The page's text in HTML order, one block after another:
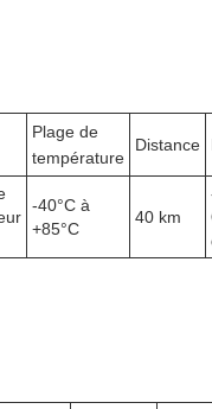
Plage de
température
Distance
-40°C à
+85°C
40 km